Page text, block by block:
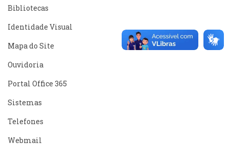
Bibliotecas
Identidade Visual
Mapa do Site
Ouvidoria
Portal Office 365
Sistemas
Telefones
Webmail